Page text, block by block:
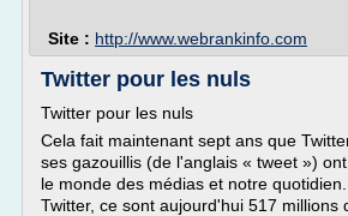
Site : http://www.webrankinfo.com
Twitter pour les nuls
Twitter pour les nuls
Cela fait maintenant sept ans que
ses gazouillis (de l'anglais « tweet »)
le monde des médias et notre
Twitter, ce sont aujourd'hui 517 millions